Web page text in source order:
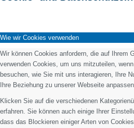
Wie wir Cookies verwenden
Wir können Cookies anfordern, die auf Ihrem
verwenden Cookies, um uns mitzuteilen,
besuchen, wie Sie mit uns interagieren, Ihre
Ihre Beziehung zu unserer Webseite
Klicken Sie auf die verschiedenen
erfahren. Sie können auch einige Ihrer
dass das Blockieren einiger Arten von